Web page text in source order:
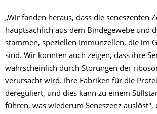
„Wir fanden heraus, dass die seneszenten
hauptsächlich aus dem Bindegewebe und
stammen, speziellen Immunzellen, die im
sind. Wir konnten auch zeigen, dass ihre
wahrscheinlich durch Störungen der
verursacht wird. Ihre Fabriken für die
dereguliert, und dies kann zu einem
führen, was wiederum Seneszenz auslöst",